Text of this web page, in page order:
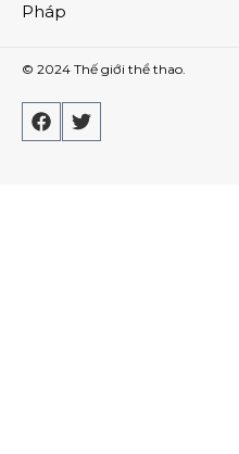
Pháp
© 2024 Thế giới thể thao.